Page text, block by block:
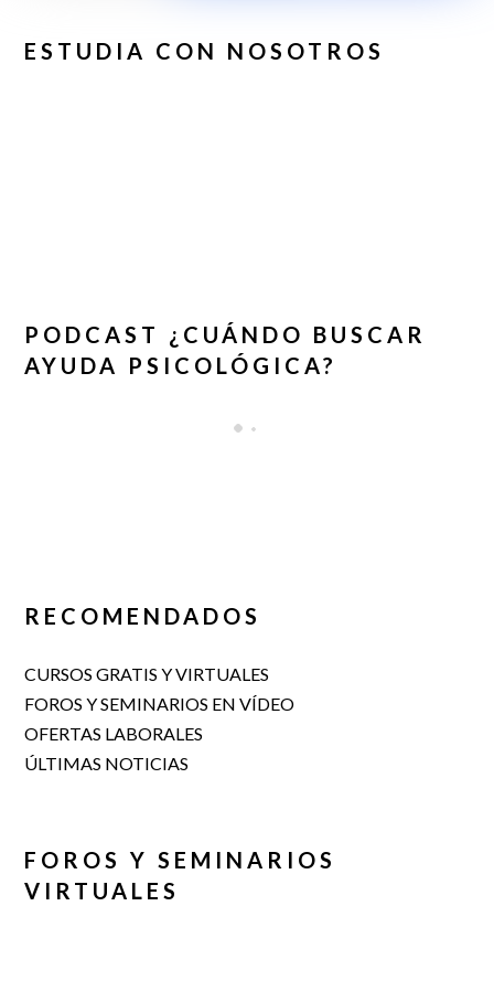
ESTUDIA CON NOSOTROS
PODCAST ¿CUÁNDO BUSCAR
AYUDA PSICOLÓGICA?
RECOMENDADOS
CURSOS GRATIS Y VIRTUALES
FOROS Y SEMINARIOS EN VÍDEO
OFERTAS LABORALES
ÚLTIMAS NOTICIAS
FOROS Y SEMINARIOS
VIRTUALES